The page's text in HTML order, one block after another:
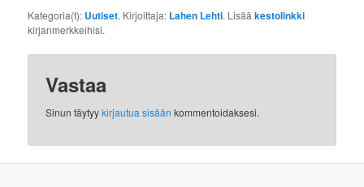
Kategoria(t): Uutiset. Kirjoittaja: Lahen Lehti. Lisääkestolinkki
kirjanmerkkeihisi.
Vastaa
Sinun täytyykirjautua sisään kommentoidaksesi.